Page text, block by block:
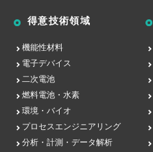
得意技術領域
機能性材料
電子デバイス
二次電池
燃料電池・水素
環境・バイオ
プロセスエンジニアリング
分析・計測・データ解析